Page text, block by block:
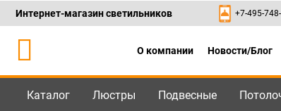
Каталог +7-
Интернет-магазин светильников +7-495-
О компании Новости/Блог
Каталог Люстры Подвесные